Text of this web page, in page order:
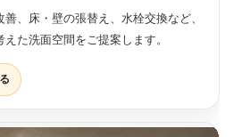
、床・壁の張替え、水栓交換など、
た洗面空間をご提案します。